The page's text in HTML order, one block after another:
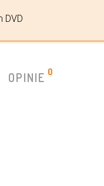
DVD
OPINIE 0